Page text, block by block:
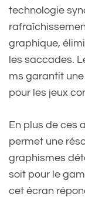
technologie
graphique,
les saccades.
ms garantit
pour les jeux
En plus de ces
permet une
graphismes
soit pour le
cet écran